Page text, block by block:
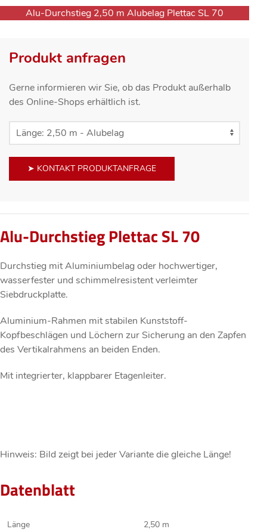
Alu-Durchstieg 2,50 m Alubelag Plettac SL 70
Produkt anfragen
Gerne informieren wir Sie, ob das Produkt außerhalb
des Online-Shops erhältlich ist.
➤ KONTAKT PRODUKTANFRAGE
Alu-Durchstieg Plettac SL 70
Durchstieg mit Aluminiumbelag oder hochwertiger,
wasserfester und schimmelresistent verleimter
Siebdruckplatte.
Aluminium-Rahmen mit stabilen Kunststoff-
Kopfbeschlägen und Löchern zur Sicherung an den Zapfen
des Vertikalrahmens an beiden Enden.
Mit integrierter, klappbarer Etagenleiter.
Hinweis: Bild zeigt bei jeder Variante die gleiche Länge!
Datenblatt
Länge 2,50 m